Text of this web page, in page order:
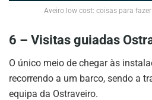
Aveiro low cost: coisas para
6 – Visitas guiadas
O único meio de chegar às
recorrendo a um barco, sendo a
equipa da Ostraveiro.